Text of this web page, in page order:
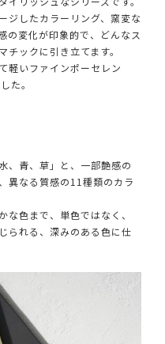
ジしたカラーリング、窯変な
の変化が印象的で、どんなス
ックに引き立てます。
軽いファインポーセレン
た。
、青、草」と、一部艶感の
異なる質感の11種類のカラ
な色まで、単色ではなく、
られる、深みのある色に仕